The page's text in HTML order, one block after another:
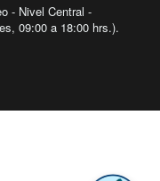
- Nivel Central -
09:00 a 18:00 hrs.).